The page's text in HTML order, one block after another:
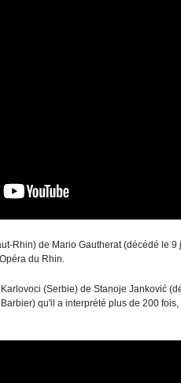
Rhin) de Mario Gautherat (décédé le
du Rhin.
(Serbie) de Stanoje Janković
qu'il a interprété plus de 200